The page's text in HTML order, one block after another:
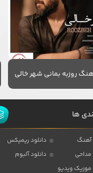
روزبه بمانی شهر خالی
ها
آهنگ
دانلود ریمیکس
مداحی
دانلود آلبوم
موزیک ویدیو